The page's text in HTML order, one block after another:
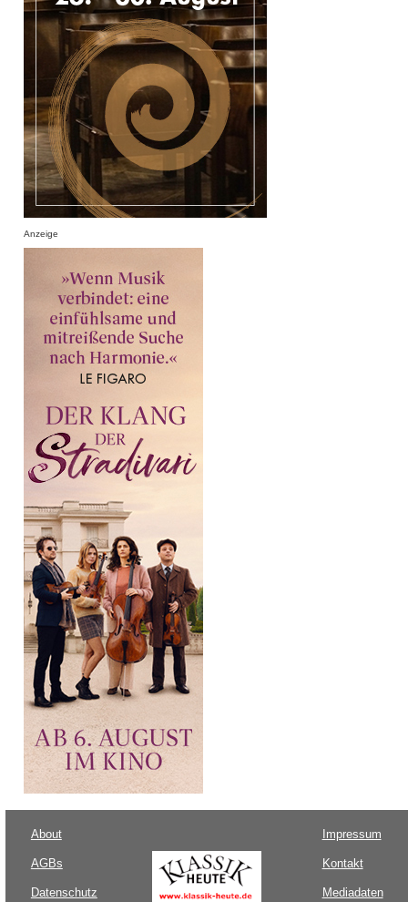
Anzeige
About
AGBs
Datenschutz
Impressum
Kontakt
Mediadaten